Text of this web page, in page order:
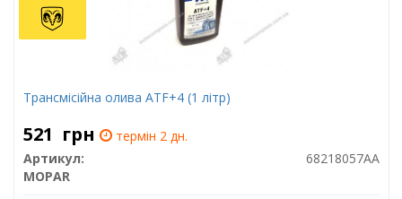
Трансмісійна олива ATF+4 (1 літр)
521 грн
термін 2 дн.
Артикул:
68218057AA
MOPAR